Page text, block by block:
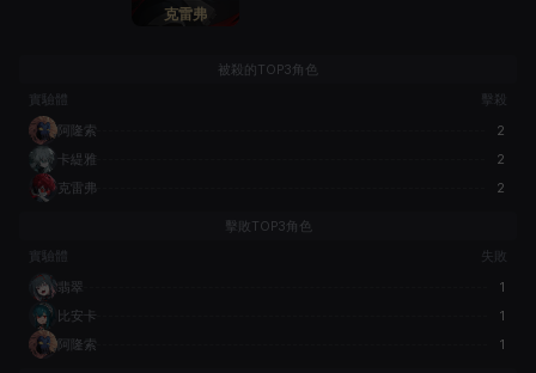
克雷弗
被殺的TOP3角色
實驗體
擊殺
阿隆索
卡緹雅
克雷弗
2
2
2
擊敗TOP3角色
實驗體
失敗
翡翠
比安卡
阿隆索
1
1
1